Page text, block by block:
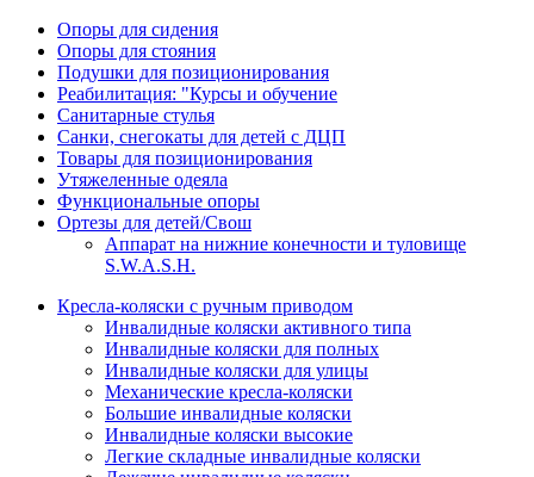
Опоры для сидения
Опоры для стояния
Подушки для позиционирования
Реабилитация: "Курсы и обучение
Санитарные стулья
Санки, снегокаты для детей с ДЦП
Товары для позиционирования
Утяжеленные одеяла
Функциональные опоры
Ортезы для детей/Свош
Аппарат на нижние конечности и туловище
S.W.A.S.H.
Кресла-коляски с ручным приводом
Инвалидные коляски активного типа
Инвалидные коляски для полных
Инвалидные коляски для улицы
Механические кресла-коляски
Большие инвалидные коляски
Инвалидные коляски высокие
Легкие складные инвалидные коляски